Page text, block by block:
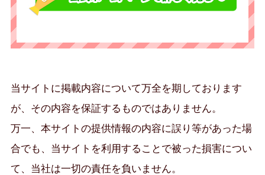
当サイトに掲載内容について万全を期しております
が、その内容を保証するものではありません。
万一、本サイトの提供情報の内容に誤り等があった場
合でも、当サイトを利用することで被った損害につい
て、当社は一切の責任を負いません。